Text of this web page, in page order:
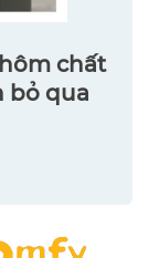
chất
bỏ qua